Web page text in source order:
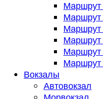
Вокзалы
Автовокзал